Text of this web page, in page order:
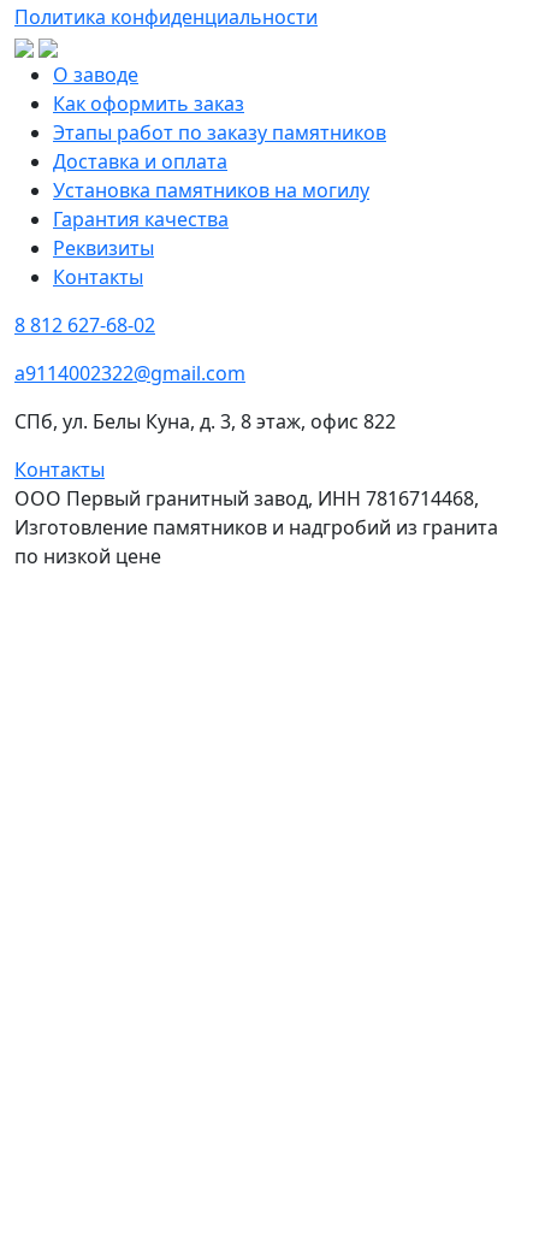
Политика конфиденциальности
О заводе
Как оформить заказ
Этапы работ по заказу памятников
Доставка и оплата
Установка памятников на могилу
Гарантия качества
Реквизиты
Контакты
8 812 627-68-02
a9114002322@gmail.com
СПб, ул. Белы Куна, д. 3, 8 этаж, офис 822
Контакты
ООО Первый гранитный завод, ИНН 7816714468,
Изготовление памятников и надгробий из гранита
по низкой цене